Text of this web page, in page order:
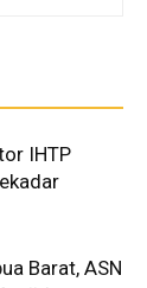
IHTP
Barat, ASN